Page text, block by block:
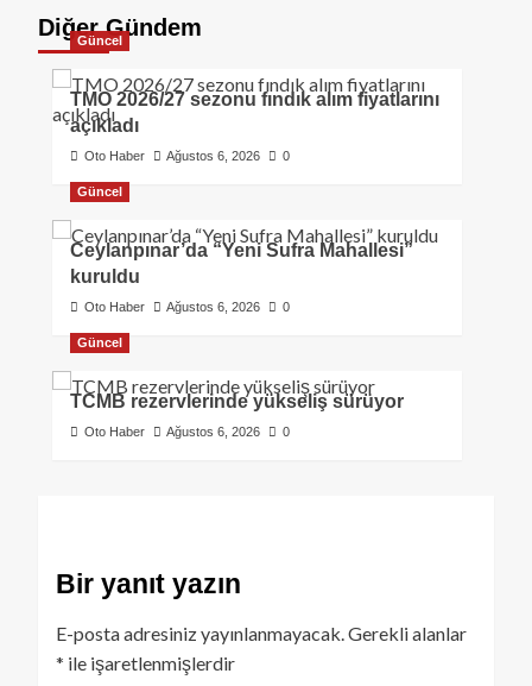
Diğer Gündem
Güncel
TMO 2026/27 sezonu fındık alım fiyatlarını
açıkladı
Oto Haber Ağustos 6, 2026 0
Güncel
Ceylanpınar’da “Yeni Sufra Mahallesi”
kuruldu
Oto Haber Ağustos 6, 2026 0
Güncel
TCMB rezervlerinde yükseliş sürüyor
Oto Haber Ağustos 6, 2026 0
Bir yanıt yazın
E-posta adresiniz yayınlanmayacak.Gerekli alanlar
* ile işaretlenmişlerdir